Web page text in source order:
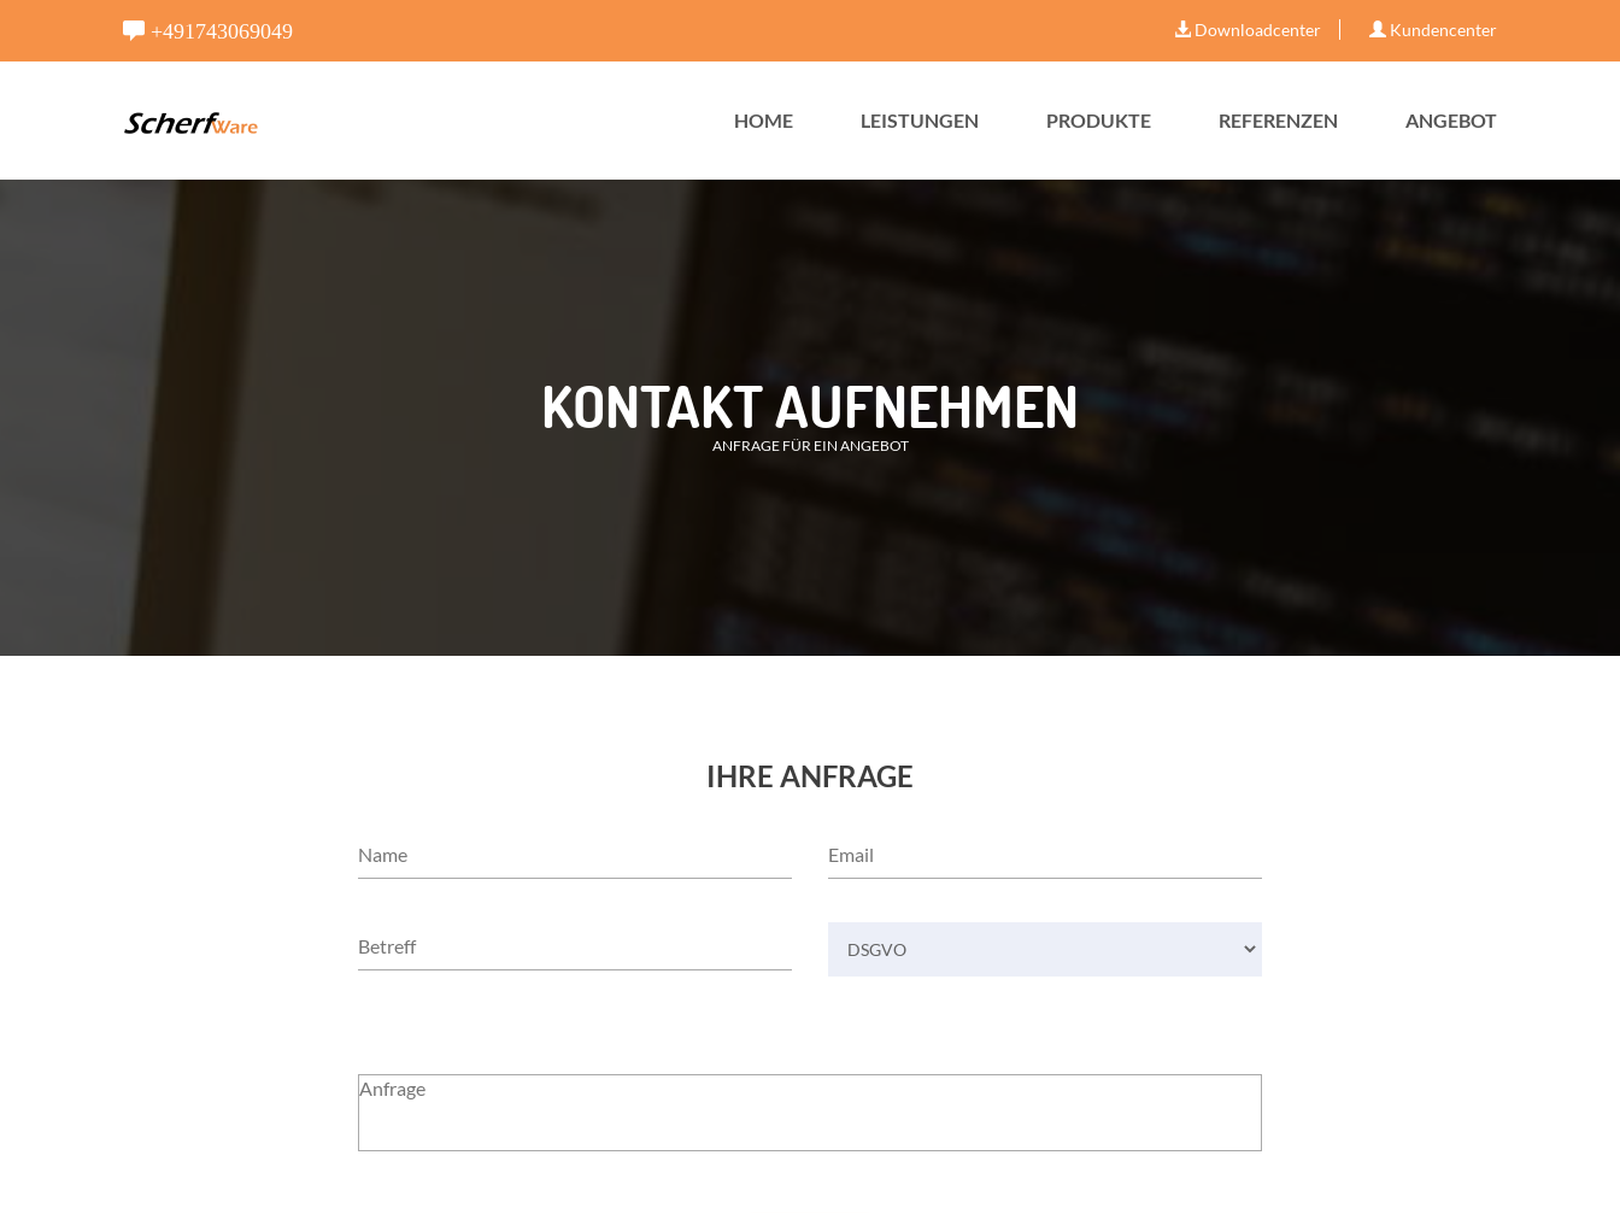
+491743069049 Downloadcenter Kundencenter
HOME LEISTUNGEN PRODUKTE REFERENZEN ANGEBOT
KONTAKT AUFNEHMEN
ANFRAGE FÜR EIN ANGEBOT
IHRE ANFRAGE